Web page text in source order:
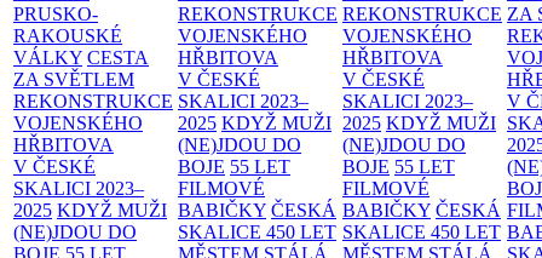
PRUSKO-
RAKOUSKÉ
VÁLKY CESTA
ZA SVĚTLEM
REKONSTRUKCE
VOJENSKÉHO
HŘBITOVA
V ČESKÉ
SKALICI 2023–
2025 KDYŽ MUŽI
(NE)JDOU DO
REKONSTRUKCE
VOJENSKÉHO
HŘBITOVA
V ČESKÉ
SKALICI 2023–
2025 KDYŽ MUŽI
(NE)JDOU DO
BOJE 55 LET
FILMOVÉ
BABIČKY ČESKÁ
SKALICE 450 LET
REKONSTRUKCE
VOJENSKÉHO
HŘBITOVA
V ČESKÉ
SKALICI 2023–
2025 KDYŽ MUŽI
(NE)JDOU DO
BOJE 55 LET
FILMOVÉ
BABIČKY ČESKÁ
SKALICE 450 LET
ZA
V